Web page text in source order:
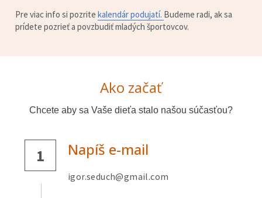
Pre viac info si pozrite kalendár podujatí. Budeme radi, ak sa
prídete pozrieť a povzbudiť mladých športovcov.
Ako začať
Chcete aby sa Vaše dieťa stalo našou súčasťou?
1 Napíš e-mail
igor.seduch@gmail.com